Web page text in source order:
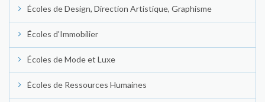
Écoles de Design, Direction Artistique, Graphisme
Écoles d'Immobilier
Écoles de Mode et Luxe
Écoles de Ressources Humaines